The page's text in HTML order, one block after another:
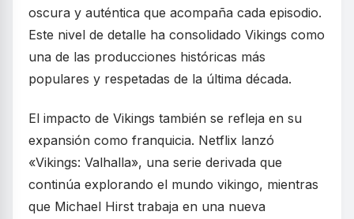
oscura y auténtica que acompaña cada episodio.
Este nivel de detalle ha consolidado Vikings como
una de las producciones históricas más
populares y respetadas de la última década.
El impacto de Vikings también se refleja en su
expansión como franquicia. Netflix lanzó
«Vikings: Valhalla», una serie derivada que
continúa explorando el mundo vikingo, mientras
que Michael Hirst trabaja en una nueva